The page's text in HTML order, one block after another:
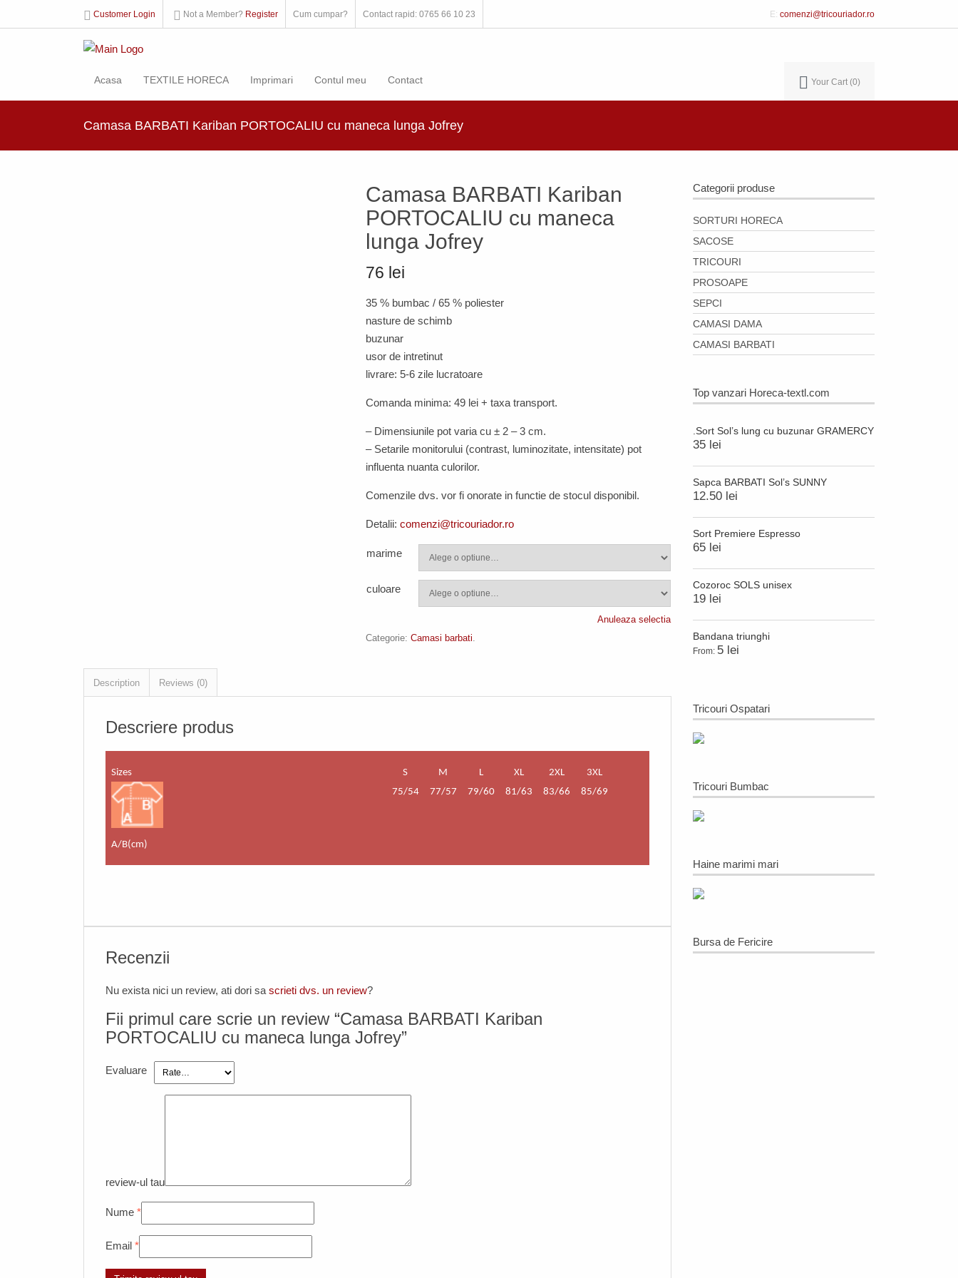
Customer Login Not a Member? Register Cum cumpar? Contact rapid: 0765 66 10 23 E: comenzi@tricouriador.ro
Acasa TEXTILE HORECA Imprimari Contul meu Contact Your Cart 0
Camasa BARBATI Kariban PORTOCALIU cu maneca lunga Jofrey
Camasa BARBATI Kariban
PORTOCALIU cu maneca
lunga Jofrey
76 lei
35 % bumbac / 65 % poliester
nasture de schimb
buzunar
usor de intretinut
livrare: 5-6 zile lucratoare
Comanda minima: 49 lei + taxa transport.
– Dimensiunile pot varia cu ± 2 – 3 cm.
– Setarile monitorului (contrast, luminozitate, intensitate) pot
influenta nuanta culorilor.
Comenzile dvs. vor fi onorate in functie de stocul disponibil.
Detalii: comenzi@tricouriador.ro
marime
culoare
Anuleaza selectia
Categorie: Camasi barbati.
Description Reviews (0)
Descriere produs
Sizes
A/B(cm)
S
75/54
M
77/57
L
79/60
XL
81/63
2XL
83/66
3XL
85/69
Recenzii
Nu exista nici un review, ati dori sa scrieti dvs. un review?
Fii primul care scrie un review “Camasa BARBATI Kariban
PORTOCALIU cu maneca lunga Jofrey”
Evaluare
review-ul tau
Nume *
Email *
Categorii produse
SORTURI HORECA
SACOSE
TRICOURI
PROSOAPE
SEPCI
CAMASI DAMA
CAMASI BARBATI
Top vanzari Horeca-textl.com
.Sort Sol’s lung cu buzunar GRAMERCY
35 lei
Sapca BARBATI Sol’s SUNNY
12.50 lei
Sort Premiere Espresso
65 lei
Cozoroc SOLS unisex
19 lei
Bandana triunghi
From: 5 lei
Tricouri Ospatari
Tricouri Bumbac
Haine marimi mari
Bursa de Fericire